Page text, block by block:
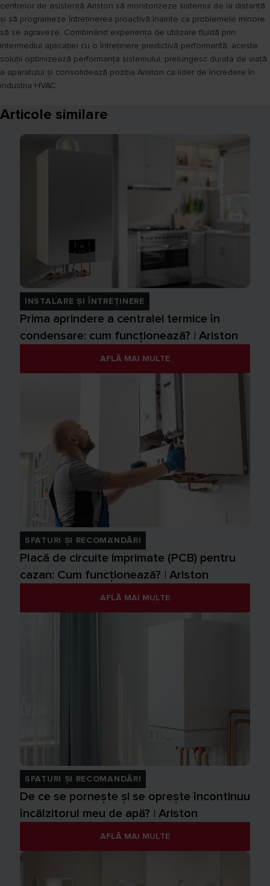
centrelor de asistență Ariston să monitorizeze sistemul de la distanță
și să programeze întreținerea proactivă înainte ca problemele minore
să se agraveze. Combinând experiența de utilizare fluidă prin
intermediul aplicației cu o întreținere predictivă performantă, aceste
soluții optimizează performanța sistemului, prelungesc durata de viață
a aparatului și consolidează poziția Ariston ca lider de încredere în
industria HVAC.
Articole similare
INSTALARE ȘI ÎNTREȚINERE
Prima aprindere a centralei termice în
condensare: cum funcționează? | Ariston
AFLĂ MAI MULTE
SFATURI ȘI RECOMANDĂRI
Placă de circuite imprimate (PCB) pentru
cazan: Cum funcționează? | Ariston
AFLĂ MAI MULTE
SFATURI ȘI RECOMANDĂRI
De ce se pornește și se oprește încontinuu
încălzitorul meu de apă? | Ariston
AFLĂ MAI MULTE